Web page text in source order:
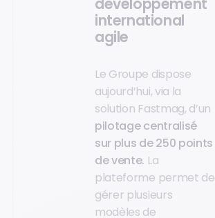
développement
international
agile
Le Groupe dispose
aujourd’hui, via la
solution Fastmag, d’un
pilotage centralisé
sur plus de 250 points
de vente. La
plateforme permet de
gérer plusieurs
modèles de